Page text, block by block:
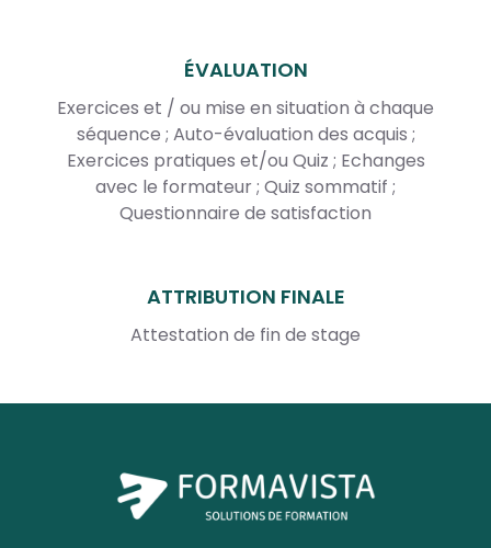
ÉVALUATION
Exercices et / ou mise en situation à chaque
séquence ; Auto-évaluation des acquis ;
Exercices pratiques et/ou Quiz ; Echanges
avec le formateur ; Quiz sommatif ;
Questionnaire de satisfaction
ATTRIBUTION FINALE
Attestation de fin de stage